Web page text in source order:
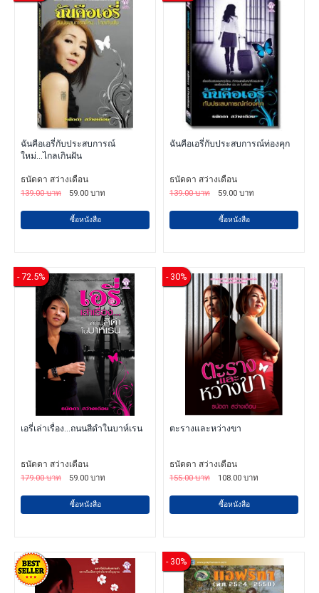
ฉันคือเอรี่กับประสบการณ์
ใหม่...ไกลเกินฝัน
ธนัดดา สว่างเดือน
139.00 บาท
59.00 บาท
ซื้อหนังสือ
ฉันคือเอรี่กับประสบการณ์ท่องคุก
ธนัดดา สว่างเดือน
139.00 บาท
59.00 บาท
ซื้อหนังสือ
- 72.5%
เอรี่เล่าเรื่อง...ถนนสีดำในบาห์เรน
ธนัดดา สว่างเดือน
179.00 บาท
59.00 บาท
ซื้อหนังสือ
- 30%
ตะรางและหว่างขา
ธนัดดา สว่างเดือน
155.00 บาท
108.00 บาท
ซื้อหนังสือ
- 30%